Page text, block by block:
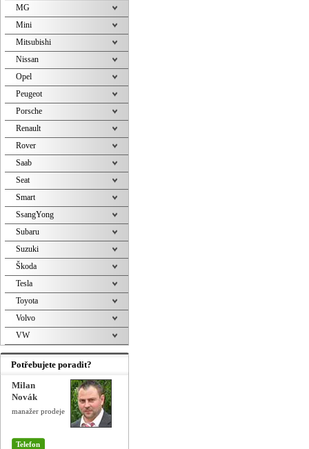
MG
Mini
Mitsubishi
Nissan
Opel
Peugeot
Porsche
Renault
Rover
Saab
Seat
Smart
SsangYong
Subaru
Suzuki
Škoda
Tesla
Toyota
Volvo
VW
Potřebujete poradit?
Milan
Novák
manažer prodeje
Telefon